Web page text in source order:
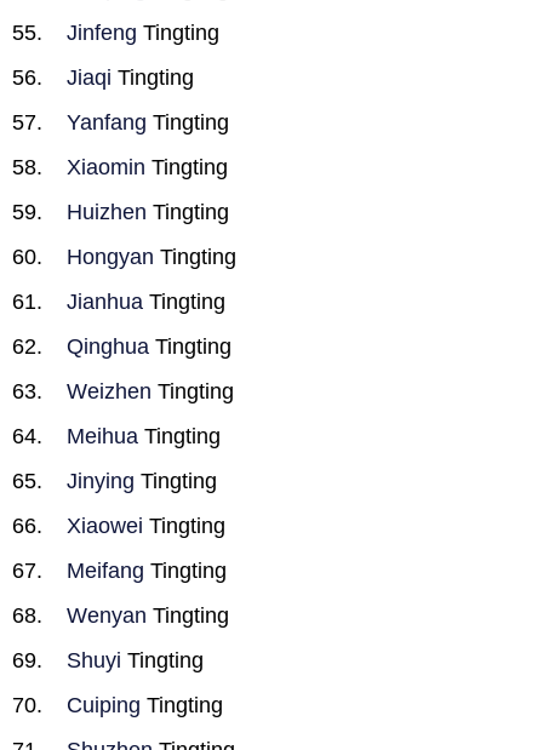
Jinfeng Tingting
Jiaqi Tingting
Yanfang Tingting
Xiaomin Tingting
Huizhen Tingting
Hongyan Tingting
Jianhua Tingting
Qinghua Tingting
Weizhen Tingting
Meihua Tingting
Jinying Tingting
Xiaowei Tingting
Meifang Tingting
Wenyan Tingting
Shuyi Tingting
Cuiping Tingting